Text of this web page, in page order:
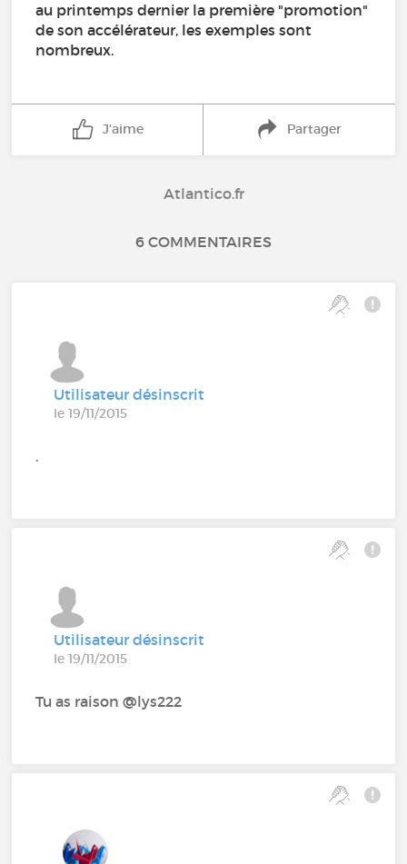
au printemps dernier la première "promotion"
de son accélérateur, les exemples sont
nombreux.
J'aime Partager
Atlantico.fr
6 COMMENTAIRES
Utilisateur désinscrit
le 19/11/2015
.
Utilisateur désinscrit
le 19/11/2015
Tu as raison @lys222